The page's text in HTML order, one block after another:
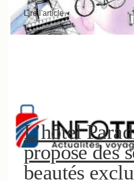
Lire l'article
L’hôtel
propose des
beautés